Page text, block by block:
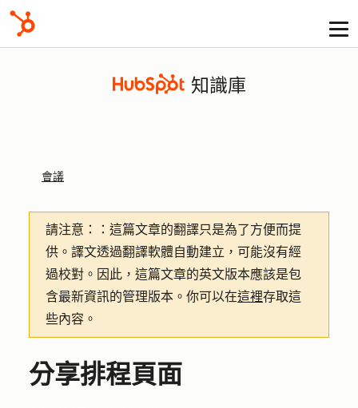
知識庫
會議
請注意：
：這篇文章的翻譯只是為了方便而提
供。譯文透過翻譯軟體自動建立，可能沒有經
過校對。因此，這篇文章的英文版本應該是包
含最新資訊的管理版本。你可以在這裡存取這
些內容。
分享排程頁面